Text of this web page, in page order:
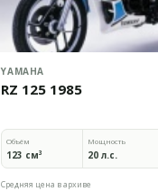
YAMAHA
RZ 125 1985
Объём
123 см³
Мощность
20 л.с.
Средняя цена в архиве